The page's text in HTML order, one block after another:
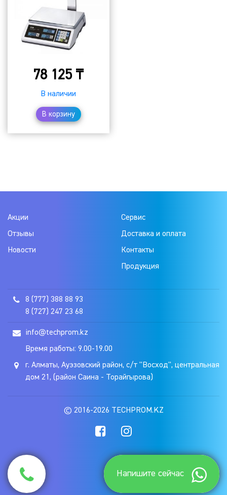
78 125 ₸
В наличии
В корзину
Акции
Отзывы
Новости
Сервис
Доставка и оплата
Контакты
Продукция
8 (777) 388 88 93
8 (727) 247 23 68
info@techprom.kz
Время работы: 9.00-19.00
г. Алматы, Ауэзовский район, с/т "Восход", центральная
дом 21, (район Саина - Торайгырова)
© 2016-2026 TECHPROM.KZ
Напишите сейчас